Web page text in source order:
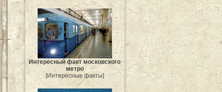
Интересный факт московского
метро
[Интересные факты]